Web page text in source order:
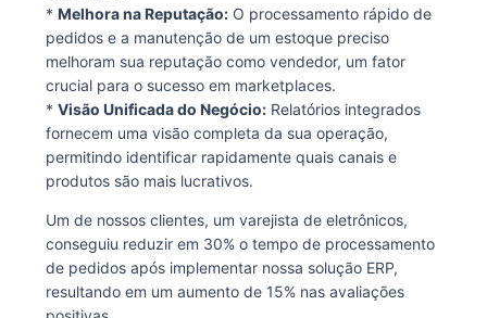
* Melhora na Reputação:O processamento rápido de
pedidos e a manutenção de um estoque preciso
melhoram sua reputação como vendedor, um fator
crucial para o sucesso em marketplaces.
* Visão Unificada do Negócio:Relatórios integrados
fornecem uma visão completa da sua operação,
permitindo identificar rapidamente quais canais e
produtos são mais lucrativos.
Um de nossos clientes, um varejista de eletrônicos,
conseguiu reduzir em 30% o tempo de processamento
de pedidos após implementar nossa solução ERP,
resultando em um aumento de 15% nas avaliações